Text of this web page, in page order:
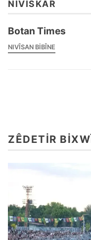
NIVÎSKAR
Botan Times
NIVÎSAN BIBÎNE
ZÊDETIR